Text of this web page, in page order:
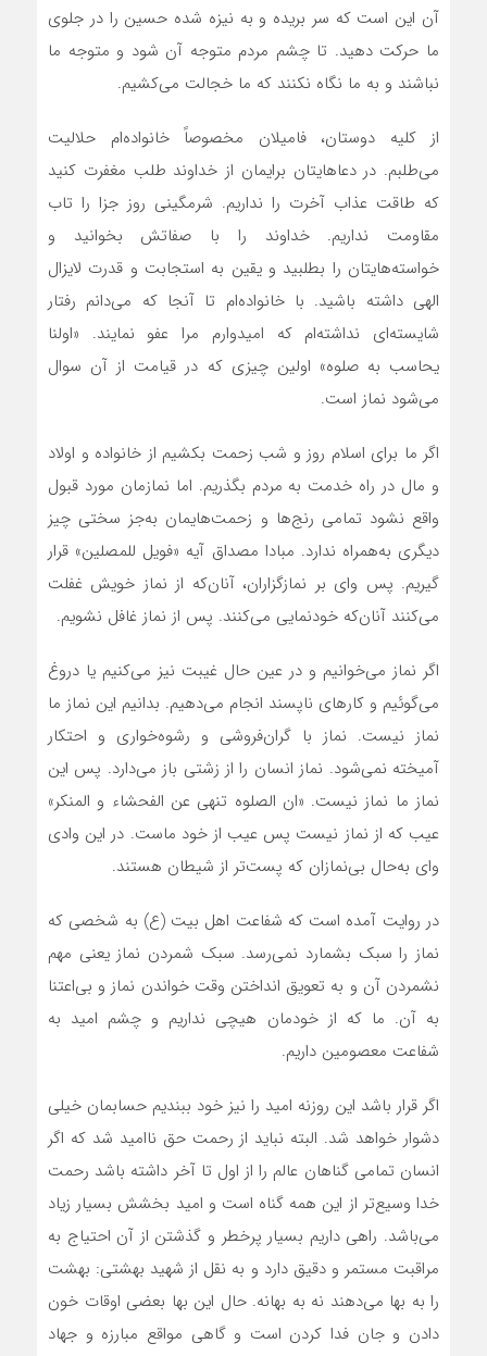
آن این است که سر بریده و به نیزه شده حسین را در جلوی
ما حرکت دهید. تا چشم مردم متوجه آن شود و متوجه ما
نباشند و به ما نگاه نکنند که ما خجالت می‌کشیم.
از کلیه دوستان، فامیلان مخصوصاً خانواده‌ام حلالیت
می‌طلبم. در دعا‌هایتان برایمان از خداوند طلب مغفرت کنید
که طاقت عذاب آخرت را نداریم. شرمگینی روز جزا را تاب
مقاومت نداریم. خداوند را با صفاتش بخوانید و
خواسته‌هایتان را بطلبید و یقین به استجابت و قدرت لایزال
الهی داشته باشید. با خانواده‌ام تا آنجا که می‌دانم رفتار
شایسته‌ای نداشته‌ام که امیدوارم مرا عفو نمایند. «اولنا
یحاسب به صلوه» اولین چیزی که در قیامت از آن سوال
می‌شود نماز است.
اگر ما برای اسلام روز و شب زحمت بکشیم از خانواده و اولاد
و مال در راه خدمت به مردم بگذریم. اما نمازمان مورد قبول
واقع نشود تمامی رنج‌ها و زحمت‌هایمان به‌جز سختی چیز
دیگری به‌همراه ندارد. مبادا مصداق آیه «فویل للمصلین» قرار
گیریم. پس وای بر نمازگزاران، آنان‌که از نماز خویش غفلت
می‌کنند آنان‌که خودنمایی می‌کنند. پس از نماز غافل نشویم.
اگر نماز می‌خوانیم و در عین حال غیبت نیز می‌کنیم یا دروغ
می‌گوئیم و کارهای ناپسند انجام می‌دهیم. بدانیم این نماز ما
نماز نیست. نماز با گران‌فروشی و رشوه‌خواری و احتکار
آمیخته نمی‌شود. نماز انسان را از زشتی باز می‌دارد. پس این
نماز ما نماز نیست. «ان الصلوه تنهی عن الفحشاء و المنکر»
عیب که از نماز نیست پس عیب از خود ماست. در این وادی
وای به‌حال بی‌نمازان که پست‌تر از شیطان هستند.
در روایت آمده است که شفاعت اهل بیت (ع) به شخصی که
نماز را سبک بشمارد نمی‌رسد. سبک شمردن نماز یعنی مهم
نشمردن آن و به تعویق انداختن وقت خواندن نماز و بی‌اعتنا
به آن. ما که از خودمان هیچی نداریم و چشم امید به
شفاعت معصومین داریم.
اگر قرار باشد این روزنه امید را نیز خود ببندیم حسابمان خیلی
دشوار خواهد شد. البته نباید از رحمت حق ناامید شد که اگر
انسان تمامی گناهان عالم را از اول تا آخر داشته باشد رحمت
خدا وسیع‌تر از این همه گناه است و امید بخشش بسیار زیاد
می‌باشد. راهی داریم بسیار پرخطر و گذشتن از آن احتیاج به
مراقبت مستمر و دقیق دارد و به نقل از شهید بهشتی: بهشت
را به بها می‌دهند نه به بهانه. حال این بها بعضی اوقات خون
دادن و جان فدا کردن است و گاهی مواقع مبارزه و جهاد